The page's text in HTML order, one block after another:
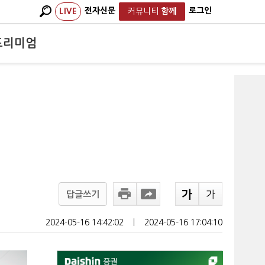
LIVE 전자신문 커뮤니티 함께 로그인
리미엄
답글쓰기
2024-05-16 14:42:02 2024-05-16 17:04:10